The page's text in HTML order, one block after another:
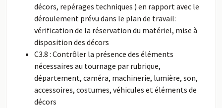
décors, repérages techniques ) en rapport avec le
déroulement prévu dans le plan de travail:
vérification de la réservation du matériel, mise à
disposition des décors
C3.8 : Contrôler la présence des éléments
nécessaires au tournage par rubrique,
département, caméra, machinerie, lumière, son,
accessoires, costumes, véhicules et éléments de
décors